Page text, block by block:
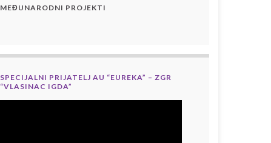
MEĐUNARODNI PROJEKTI
SPECIJALNI PRIJATELJ AU “EUREKA” – ZGR
“VLASINAC IGDA”